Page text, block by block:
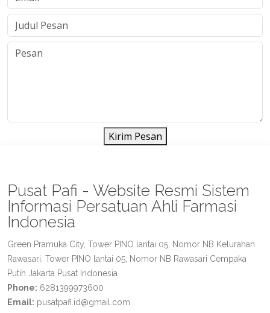
Kirim Pesan
Pusat Pafi - Website Resmi Sistem
Informasi Persatuan Ahli Farmasi
Indonesia
Green Pramuka City, Tower PINO lantai 05, Nomor NB Kelurahan
Rawasari, Tower PINO lantai 05, Nomor NB Rawasari Cempaka
Putih Jakarta Pusat Indonesia
Phone: 6281399973600
Email: pusatpafi.id@gmail.com